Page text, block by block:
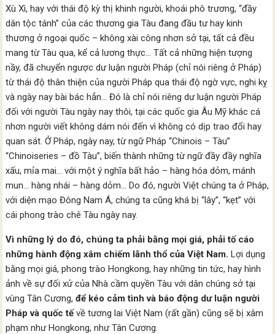
Xù Xì, hay với thái độ kỳ thị khinh người, khoái phô trương, “đầy
dân tộc tánh” của các thương gia Tàu đang đầu tư hay kinh
thương ở ngoại quốc – không xài công nhơn sở tại, tất cả đều
mang từ Tàu qua, kể cả lương thực… Tất cả những hiện tượng
nầy, đã chuyển ngược dư luận người Pháp (chỉ nói riêng ở Pháp)
từ thái độ thân thiện của người Pháp qua thái độ ngờ vực, nghi kỵ
và ngày nay bài bác hẳn… Đó là chỉ nói riêng dư luận người Pháp
đối với người Tàu ngày nay thôi, tại các quốc gia Âu Mỹ khác cá
nhơn người viết không dám nói đến vì không có dịp trao đổi hay
quan sát. Ở Pháp, ngày nay, từ ngữ Pháp “Chinois – Tàu”
“Chinoiseries – đồ Tàu”, biến thành những từ ngữ đầy đầy nghĩa
xấu, mỉa mai… với một ý nghĩa bất hảo – hàng hóa dỏm, mánh
mun… hàng nhái – hàng dỏm… Do đó, người Việt chúng ta ở Pháp,
với diện mạo Đông Nam Á, chúng ta cũng khá bị “lây”, “kẹt” với
cái phong trào chê Tàu ngày nay.
Vì những lý do đó, chúng ta phải bằng mọi giá, phải tố cáo
những hành động xâm chiếm lãnh thổ của Việt Nam. Lợi dụng
bằng mọi giá, phong trào Hongkong, hay những tin tức, hay hình
ảnh về sự đối xử của Nhà cầm quyền Tàu với dân chúng sở tại
vùng Tân Cương,để kéo cảm tình và báo động dư luận người
Pháp và quốc tếvề tương lai Việt Nam (rất gần) cũng sẽ bị xâm
phạm như Hongkong, như Tân Cương.